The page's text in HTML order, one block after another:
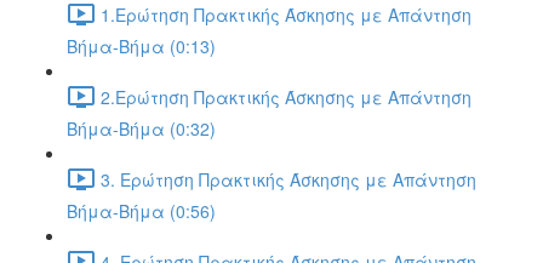
1.Ερώτηση Πρακτικής Άσκησης με Απάντηση
Βήμα-Βήμα (0:13)
2.Ερώτηση Πρακτικής Άσκησης με Απάντηση
Βήμα-Βήμα (0:32)
3. Ερώτηση Πρακτικής Άσκησης με Απάντηση
Βήμα-Βήμα (0:56)